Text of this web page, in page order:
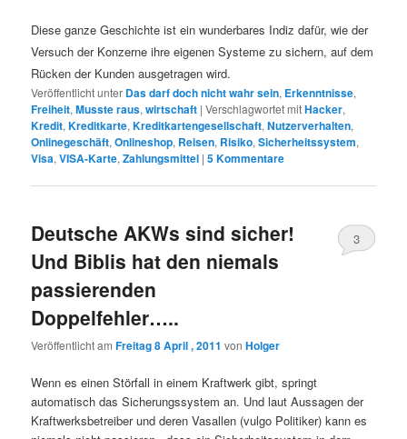
Diese ganze Geschichte ist ein wunderbares Indiz dafür, wie der
Versuch der Konzerne ihre eigenen Systeme zu sichern, auf dem
Rücken der Kunden ausgetragen wird.
Veröffentlicht unter Das darf doch nicht wahr sein, Erkenntnisse,
Freiheit,Musste raus,wirtschaft |Verschlagwortet mitHacker,
Kredit,Kreditkarte,Kreditkartengesellschaft,Nutzerverhalten,
Onlinegeschäft,Onlineshop, Reisen, Risiko,Sicherheitssystem,
Visa,VISA-Karte,Zahlungsmittel |5Kommentare
Deutsche AKWs sind sicher!
Und Biblis hat den niemals
passierenden
Doppelfehler…..
Veröffentlicht amFreitag 8 April , 2011 vonHolger
3
Wenn es einen Störfall in einem Kraftwerk gibt, springt
automatisch das Sicherungssystem an. Und laut Aussagen der
Kraftwerksbetreiber und deren Vasallen (vulgo Politiker) kann es